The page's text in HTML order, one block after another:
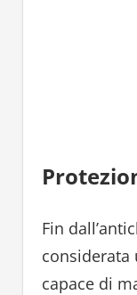
Fin
considerata
capace di